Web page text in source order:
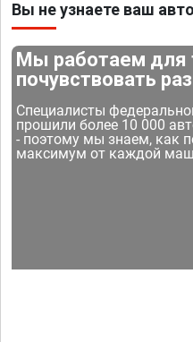
Вы не узнаете ваш
Мы работаем для
почувствовать
Специалисты
прошили более 10 000
- поэтому мы знаем, как
максимум от каждой